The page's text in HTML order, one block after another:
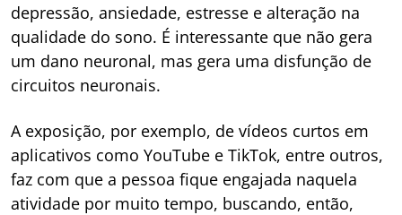
depressão, ansiedade, estresse e alteração na
qualidade do sono. É interessante que não gera
um dano neuronal, mas gera uma disfunção de
circuitos neuronais.
A exposição, por exemplo, de vídeos curtos em
aplicativos como YouTube e TikTok, entre outros,
faz com que a pessoa fique engajada naquela
atividade por muito tempo, buscando, então,